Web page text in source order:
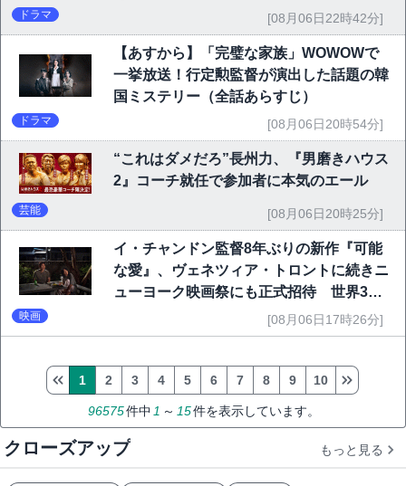
ドラマ [08月06日22時42分]
【あすから】「完璧な家族」WOWOWで
一挙放送！行定勲監督が演出した話題の韓
国ミステリー（全話あらすじ）
ドラマ [08月06日20時54分]
“これはダメだろ”長州力、『男磨きハウス
2』コーチ就任で参加者に本気のエール
芸能 [08月06日20時25分]
イ・チャンドン監督8年ぶりの新作『可能
な愛』、ヴェネツィア・トロントに続きニ
ューヨーク映画祭にも正式招待 世界3大
映画祭で快挙｜Netflix映画
映画 [08月06日17時26分]
96575件中 1 ～ 15件を表示しています。
1 2 3 4 5 6 7 8 9 10
クローズアップ もっと見る